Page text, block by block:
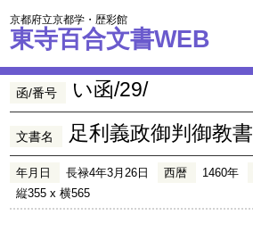
京都府立京都学・歴彩館
東寺百合文書WEB
函/番号 い函/29/
文書名 足利義政御判御教書
年月日 長禄4年3月26日 西暦 1460年
縦355 x 横565